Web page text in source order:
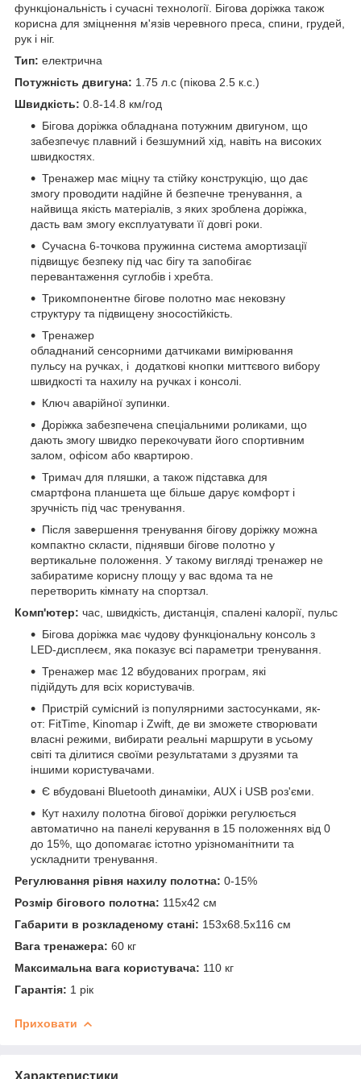
функціональність і сучасні технології. Бігова доріжка також
корисна для зміцнення м'язів черевного преса, спини, грудей,
рук і ніг.
Тип: електрична
Потужність двигуна: 1.75 л.с (пікова 2.5 к.с.)
Швидкість: 0.8-14.8 км/год
Бігова доріжка обладнана потужним двигуном, що
забезпечує плавний і безшумний хід, навіть на високих
швидкостях.
Тренажер має міцну та стійку конструкцію, що дає
змогу проводити надійне й безпечне тренування, а
найвища якість матеріалів, з яких зроблена доріжка,
дасть вам змогу експлуатувати її довгі роки.
Сучасна 6-точкова пружинна система амортизації
підвищує безпеку під час бігу та запобігає
перевантаження суглобів і хребта.
Трикомпонентне бігове полотно має нековзну
структуру та підвищену зносостійкість.
Тренажер
обладнаний сенсорними датчиками вимірювання
пульсу на ручках, і додаткові кнопки миттєвого вибору
швидкості та нахилу на ручках і консолі.
Ключ аварійної зупинки.
Доріжка забезпечена спеціальними роликами, що
дають змогу швидко перекочувати його спортивним
залом, офісом або квартирою.
Тримач для пляшки, а також підставка для
смартфона планшета ще більше дарує комфорт і
зручність під час тренування.
Після завершення тренування бігову доріжку можна
компактно скласти, піднявши бігове полотно у
вертикальне положення. У такому вигляді тренажер не
забиратиме корисну площу у вас вдома та не
перетворить кімнату на спортзал.
Комп'ютер: час, швидкість, дистанція, спалені калорії, пульс
Бігова доріжка має чудову функціональну консоль з
LED-дисплеєм, яка показує всі параметри тренування.
Тренажер має 12 вбудованих програм, які
підійдуть для всіх користувачів.
Пристрій сумісний із популярними застосунками, як-
от: FitTime, Kinomap і Zwift, де ви зможете створювати
власні режими, вибирати реальні маршрути в усьому
світі та ділитися своїми результатами з друзями та
іншими користувачами.
Є вбудовані Bluetooth динаміки, AUX і USB роз'єми.
Кут нахилу полотна бігової доріжки регулюється
автоматично на панелі керування в 15 положеннях від 0
до 15%, що допомагає істотно урізноманітнити та
ускладнити тренування.
Регулювання рівня нахилу полотна: 0-15%
Розмір бігового полотна: 115х42 см
Габарити в розкладеному стані: 153x68.5x116 см
Вага тренажера: 60 кг
Максимальна вага користувача: 110 кг
Гарантія: 1 рік
Приховати
Характеристики